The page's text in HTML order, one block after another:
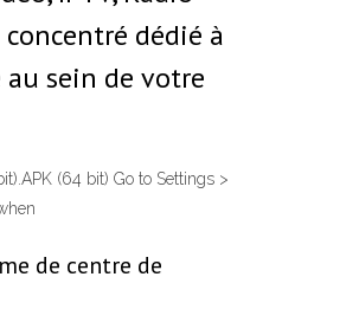
concentré dédié à
sein de votre
(64 bit) Go to Settings >
de centre de